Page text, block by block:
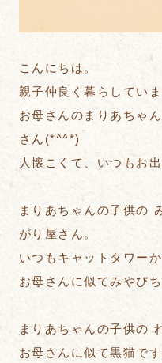
こんにちは。
親子仲良く暮らしてい
お母さんのまりあちゃ
さん(*^^*)
人懐こくて、いつもお
まりあちゃんの子供の
がり屋さん。
いつもキャットタワー
お母さんに似てみやび
まりあちゃんの子供の
お母さんに似て黒猫で